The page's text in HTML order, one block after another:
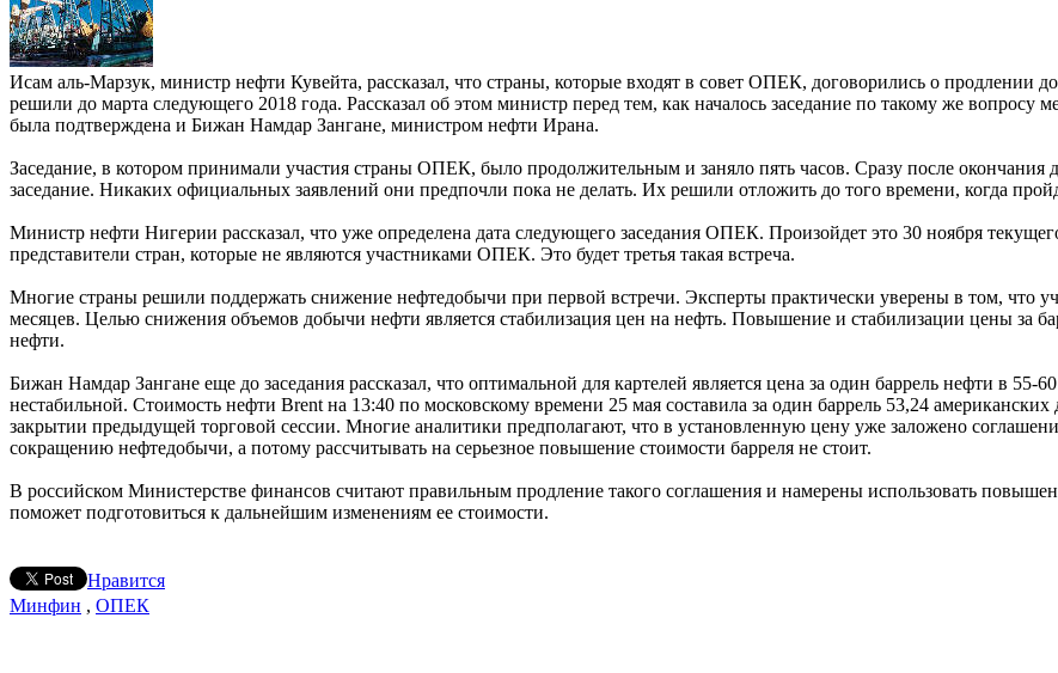
Исам аль-Марзук, министр нефти Кувейта, рассказал, что страны, которые входят в совет ОПЕК, договорились о продлении
решили до марта следующего 2018 года. Рассказал об этом министр перед тем, как началось заседание по такому же
была подтверждена и Бижан Намдар Зангане, министром нефти Ирана.
Заседание, в котором принимали участия страны ОПЕК, было продолжительным и заняло пять часов. Сразу после окончания
заседание. Никаких официальных заявлений они предпочли пока не делать. Их решили отложить до того времени, когда
Министр нефти Нигерии рассказал, что уже определена дата следующего заседания ОПЕК. Произойдет это 30 ноября
представители стран, которые не являются участниками ОПЕК. Это будет третья такая встреча.
Многие страны решили поддержать снижение нефтедобычи при первой встречи. Эксперты практически уверены в том, что
месяцев. Целью снижения объемов добычи нефти является стабилизация цен на нефть. Повышение и стабилизации цены за
нефти.
Бижан Намдар Зангане еще до заседания рассказал, что оптимальной для картелей является цена за один баррель нефти в 55-
нестабильной. Стоимость нефти Brent на 13:40 по московскому времени 25 мая составила за один баррель 53,24
закрытии предыдущей торговой сессии. Многие аналитики предполагают, что в установленную цену уже заложено
сокращению нефтедобычи, а потому рассчитывать на серьезное повышение стоимости барреля не стоит.
В российском Министерстве финансов считают правильным продление такого соглашения и намерены использовать
поможет подготовиться к дальнейшим изменениям ее стоимости.
Нравится
Минфин , ОПЕК